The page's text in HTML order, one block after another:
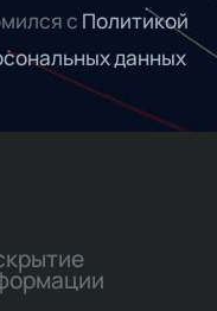
с Политикой
данных